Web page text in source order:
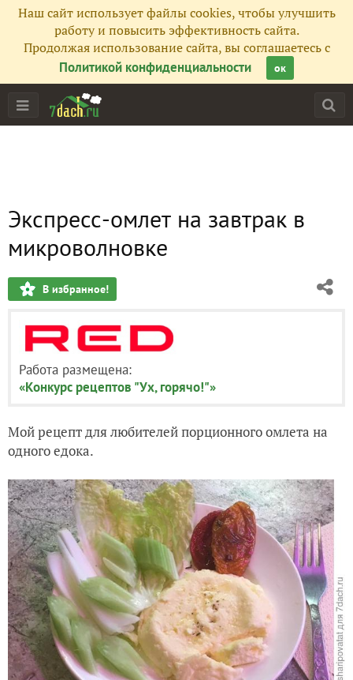
Наш сайт использует файлы cookies, чтобы улучшить
работу и повысить эффективность сайта.
Продолжая использование сайта, вы соглашаетесь с
Политикой конфиденциальности
ок
Экспресс-омлет на завтрак в
микроволновке
В избранное!
Работа размещена:
«Конкурс рецептов "Ух, горячо!"»
Мой рецепт для любителей порционного омлета на
одного едока.